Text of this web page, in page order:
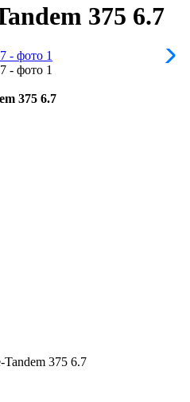
375 6.7
375 6.7
375 6.7